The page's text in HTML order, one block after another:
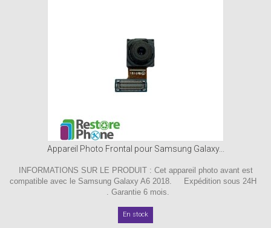
Appareil Photo Frontal pour Samsung Galaxy...
INFORMATIONS SUR LE PRODUIT : Cet appareil photo avant est
compatible avec le Samsung Galaxy A6 2018. Expédition sous 24H
. Garantie 6 mois.
En stock